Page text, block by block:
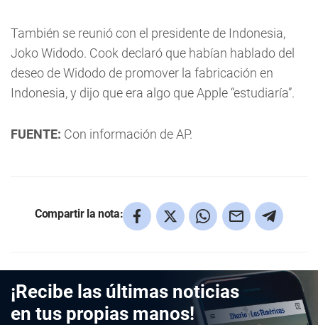
También se reunió con el presidente de Indonesia,
Joko Widodo. Cook declaró que habían hablado del
deseo de Widodo de promover la fabricación en
Indonesia, y dijo que era algo que Apple “estudiaría”.
FUENTE: Con información de AP.
Compartir la nota:
¡Recibe las últimas noticias
en tus propias manos!